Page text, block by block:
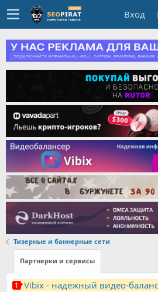
Вход
Тизерные и баннерные сети
Партнерки и сервисы
1 Vibix - надежный видео-